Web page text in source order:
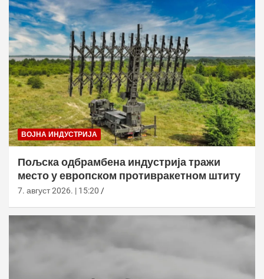
ВОЈНА ИНДУСТРИЈА
Пољска одбрамбена индустрија тражи
место у европском противракетном штиту
7. август 2026. | 15:20